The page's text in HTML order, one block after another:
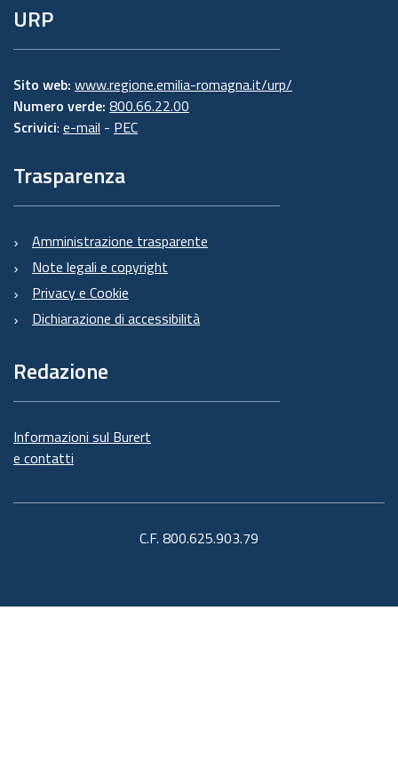
URP
Sito web: www.regione.emilia-romagna.it/urp/
Numero verde: 800.66.22.00
Scrivici: e-mail - PEC
Trasparenza
Amministrazione trasparente
Note legali e copyright
Privacy e Cookie
Dichiarazione di accessibilità
Redazione
Informazioni sul Burert
e contatti
C.F. 800.625.903.79